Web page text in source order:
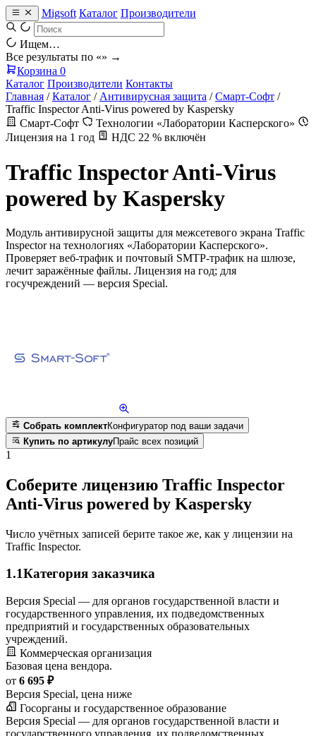
Migsoft Каталог Производители
Ищем…
Все результаты по «» →
Корзина 0
Каталог Производители Контакты
Главная / Каталог / Антивирусная защита / Смарт-Софт /
Traffic Inspector Anti-Virus powered by Kaspersky
Смарт-Софт
Технологии «Лаборатории Касперского»
Лицензия на 1 год
НДС 22 % включён
Traffic Inspector Anti-Virus
powered by Kaspersky
Модуль антивирусной защиты для межсетевого экрана Traffic
Inspector на технологиях «Лаборатории Касперского».
Проверяет веб-трафик и почтовый SMTP-трафик на шлюзе,
лечит заражённые файлы. Лицензия на год; для
госучреждений — версия Special.
Собрать комплектКонфигуратор под ваши задачи
Купить по артикулуПрайс всех позиций
1
Соберите лицензию Traffic Inspector
Anti-Virus powered by Kaspersky
Число учётных записей берите такое же, как у лицензии на
Traffic Inspector.
1.1Категория заказчика
Версия Special — для органов государственной власти и
государственного управления, их подведомственных
предприятий и государственных образовательных
учреждений.
Коммерческая организация
Базовая цена вендора.
от 6 695 ₽
Версия Special, цена ниже
Госорганы и государственное образование
Версия Special — для органов государственной власти и